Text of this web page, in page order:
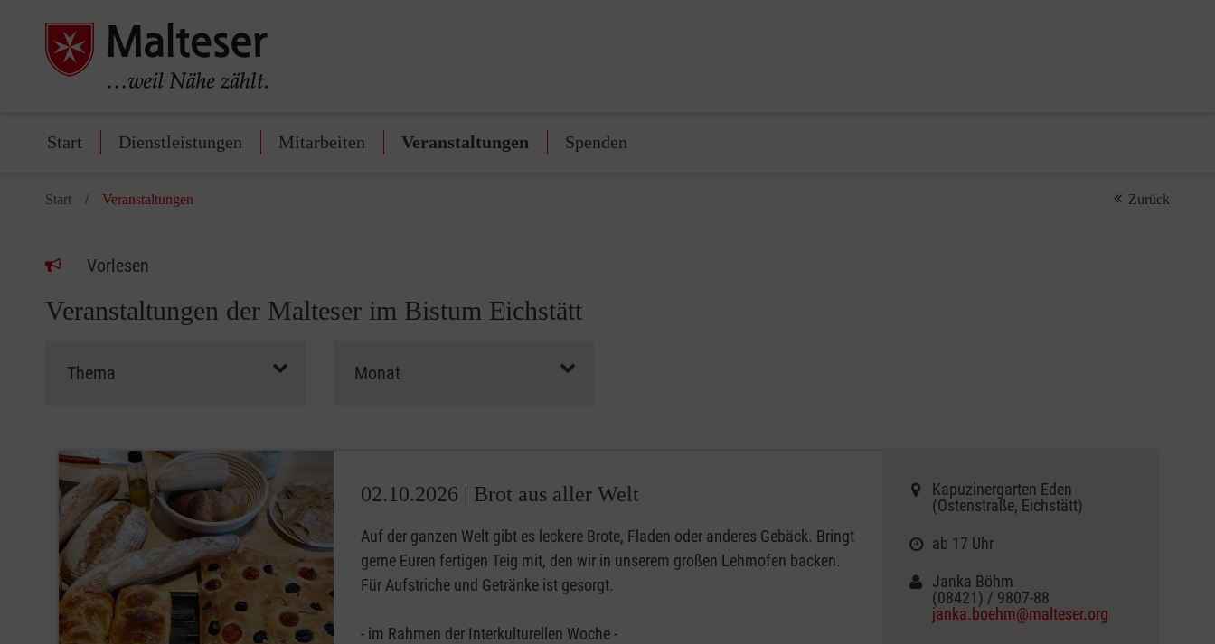
Start Dienstleistungen Mitarbeiten Veranstaltungen Spenden
Start Veranstaltungen Zurück
Vorlesen
Veranstaltungen der Malteser im Bistum Eichstätt
02.10.2026 | Brot aus aller Welt
Auf der ganzen Welt gibt es leckere Brote, Fladen oder anderes Gebäck. Bringt
gerne Euren fertigen Teig mit, den wir in unserem großen Lehmofen backen.
Für Aufstriche und Getränke ist gesorgt.
- im Rahmen der Interkulturellen Woche -
Kapuzinergarten Eden
(Ostenstraße, Eichstätt)
ab 17 Uhr
Janka Böhm
(08421) / 9807-88
janka.boehm@malteser.org